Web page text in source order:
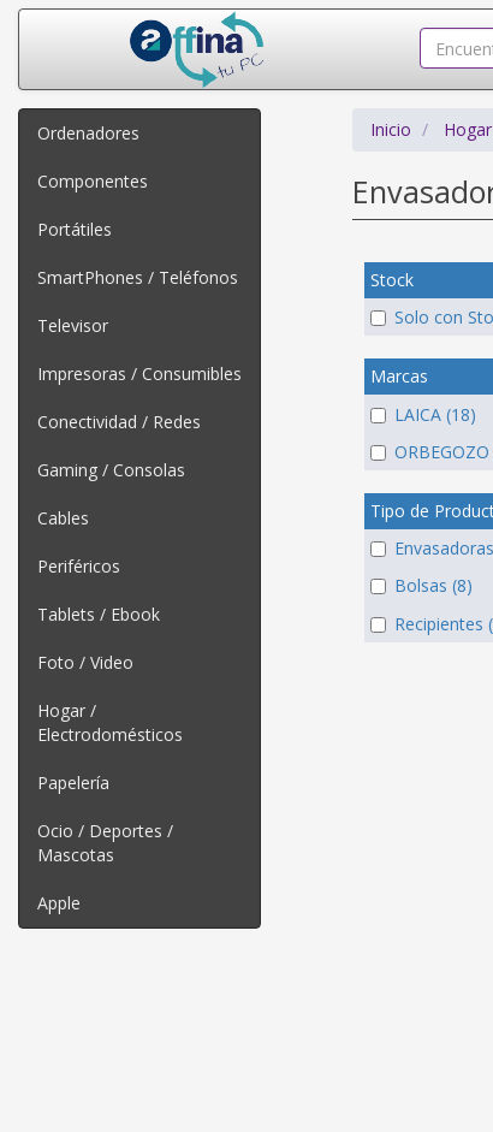
Ordenadores
Componentes
Portátiles
SmartPhones / Teléfonos
Televisor
Impresoras / Consumibles
Conectividad / Redes
Gaming / Consolas
Cables
Periféricos
Tablets / Ebook
Foto / Video
Hogar /
Electrodomésticos
Papelería
Ocio / Deportes /
Mascotas
Apple
Inicio
Stock
Solo con
Marcas
LAICA (18)
ORBEGOZO
Tipo de
Bolsas (8)
Recipientes